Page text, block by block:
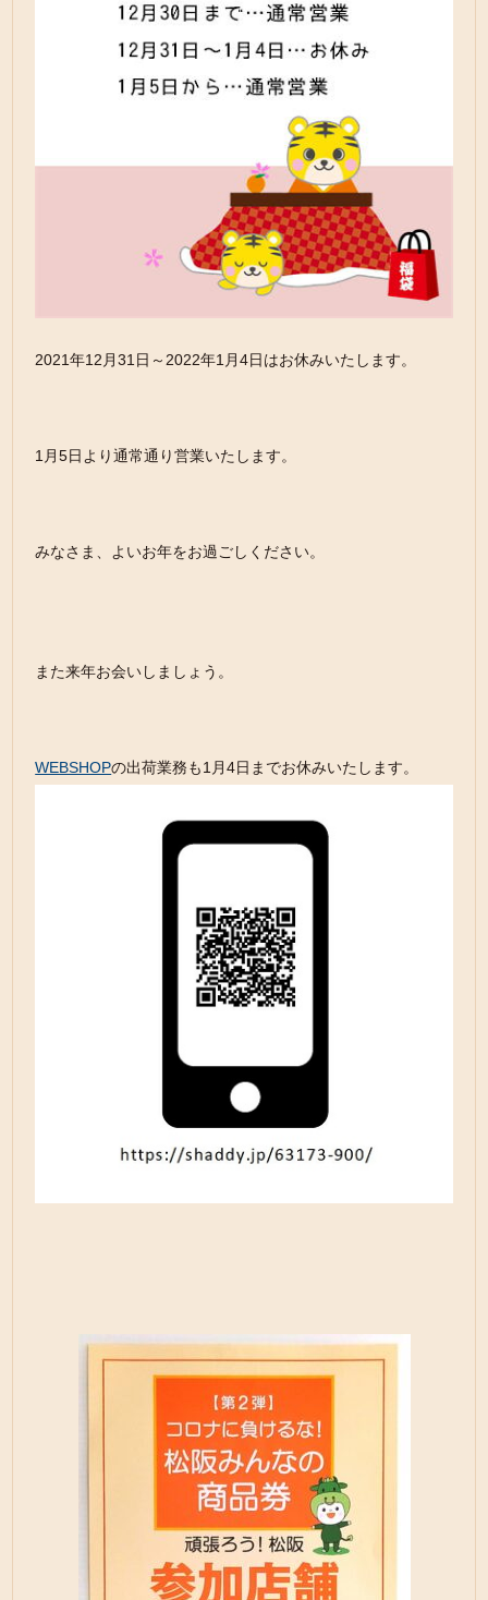
2021年12月31日～2022年1月4日はお休みいたします。
1月5日より通常通り営業いたします。
みなさま、よいお年をお過ごしください。
また来年お会いしましょう。
WEBSHOPの出荷業務も1月4日までお休みいたします。